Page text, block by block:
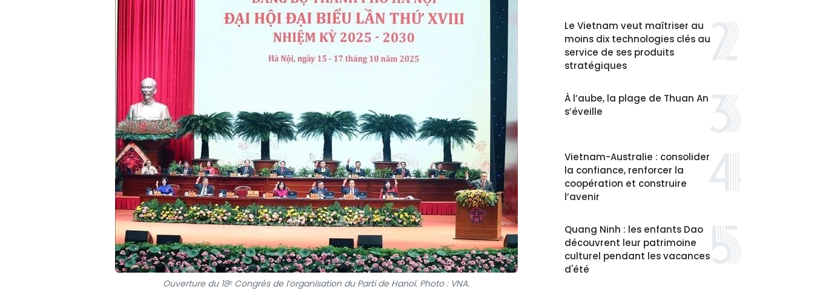
Ouverture du 18ᵉ Congrès de l’organisation du Parti de Hanoï. Photo : VNA.
Le Vietnam veut maîtriser au
moins dix technologies clés au
service de ses produits
stratégiques
À l’aube, la plage de Thuan An
s’éveille
Vietnam-Australie : consolider
la confiance, renforcer la
coopération et construire
l’avenir
Quang Ninh : les enfants Dao
découvrent leur patrimoine
culturel pendant les vacances
d'été